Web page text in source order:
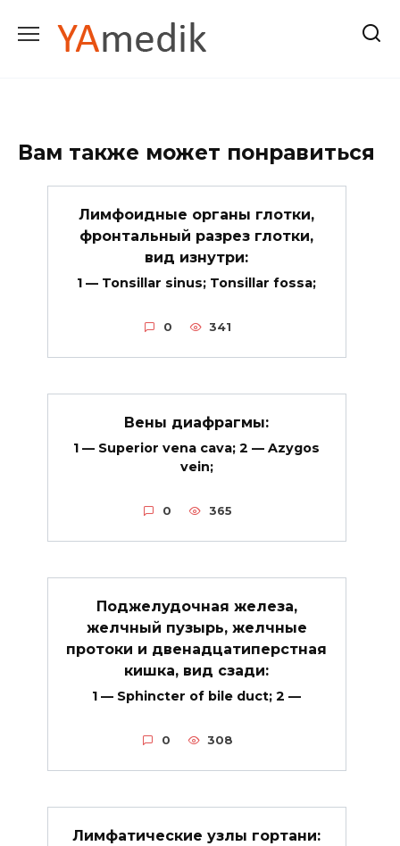
содержанию
Вам также может понравиться
Лимфоидные органы глотки,
фронтальный разрез глотки,
вид изнутри:
1 — Tonsillar sinus; Tonsillar fossa;
0 341
Вены диафрагмы:
1 — Superior vena cava; 2 — Azygos
vein;
0 365
Поджелудочная железа,
желчный пузырь, желчные
протоки и двенадцатиперстная
кишка, вид сзади:
1 — Sphincter of bile duct; 2 —
0 308
Лимфатические узлы гортани: